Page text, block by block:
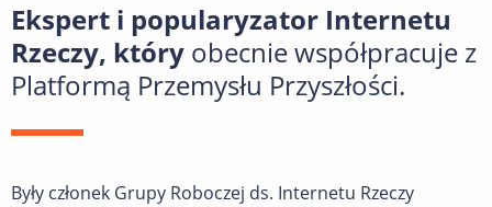
Ekspert i popularyzator Internetu
Rzeczy, który obecnie współpracuje z
Platformą Przemysłu Przyszłości.
Były członek Grupy Roboczej ds. Internetu Rzeczy